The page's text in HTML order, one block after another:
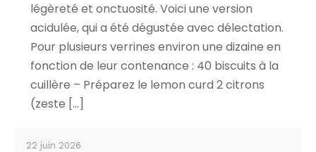
légèreté et onctuosité. Voici une version
acidulée, qui a été dégustée avec délectation.
Pour plusieurs verrines environ une dizaine en
fonction de leur contenance : 40 biscuits à la
cuillère – Préparez le lemon curd 2 citrons
(zeste […]
22 juin 2026